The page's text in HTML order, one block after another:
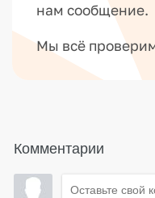
нам сообщение.
Мы всё
Комментарии